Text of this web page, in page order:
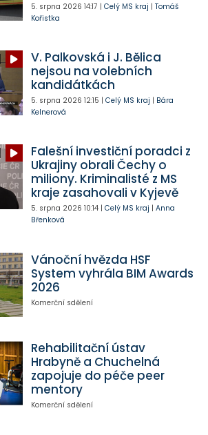
5. srpna 2026 14:17 | Celý MS kraj | Tomáš
Kořistka
V. Palkovská i J. Bělica
nejsou na volebních
kandidátkách
5. srpna 2026 12:15 | Celý MS kraj | Bára
Kelnerová
Falešní investiční poradci z
Ukrajiny obrali Čechy o
miliony. Kriminalisté z MS
kraje zasahovali v Kyjevě
5. srpna 2026 10:14| Celý MS kraj | Anna
Břenková
Vánoční hvězda HSF
System vyhrála BIM Awards
2026
Komerční sdělení
Rehabilitační ústav
Hrabyně a Chuchelná
zapojuje do péče peer
mentory
Komerční sdělení